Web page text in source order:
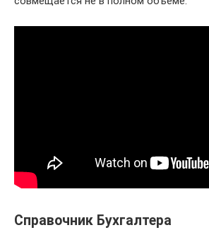
Справочник Бухгалтера